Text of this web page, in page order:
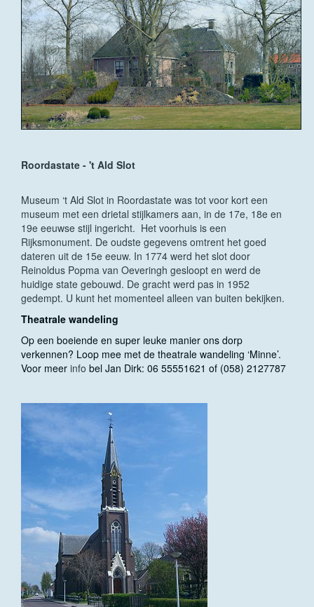
Roordastate - 't Ald Slot
Museum ‘t Ald Slot in Roordastate was tot voor kort een
museum met een drietal stijlkamers aan, in de 17e, 18e en
19e eeuwse stijl ingericht. Het voorhuis is een
Rijksmonument. De oudste gegevens omtrent het goed
dateren uit de 15e eeuw. In 1774 werd het slot door
Reinoldus Popma van Oeveringh gesloopt en werd de
huidige state gebouwd. De gracht werd pas in 1952
gedempt. U kunt het momenteel alleen van buiten bekijken.
Theatrale wandeling
Op een boeiende en super leuke manier ons dorp
verkennen? Loop mee met de theatrale wandeling ‘Minne’.
Voor meer info bel Jan Dirk: 06 55551621 of (058) 2127787